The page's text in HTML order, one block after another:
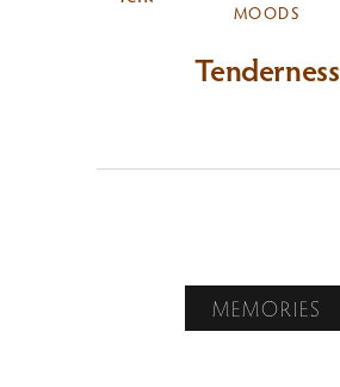
MOODS
Tenderness
MEMORIES